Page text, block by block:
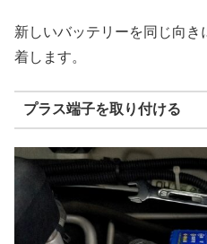
新しいバッテリーを同じ向
着します。
プラス端子を取り付ける